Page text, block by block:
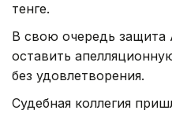
тенге.
В свою очередь защита
оставить
без удовлетворения.
Судебная коллегия